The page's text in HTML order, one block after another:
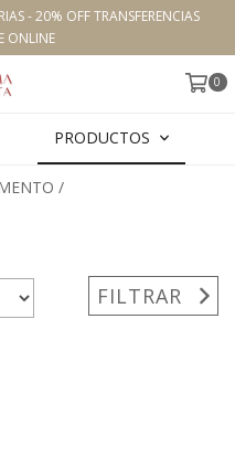
- 20% OFF TRANSFERENCIAS
ONLINE
0
PRODUCTOS
/
FILTRAR